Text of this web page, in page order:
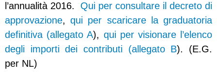
l’annualità 2016. Qui per consultare il decreto di
approvazione,qui per scaricare la graduatoria
definitiva (allegato A), qui per visionare l’elenco
degli importi dei contributi (allegato B). (E.G.
per NL)